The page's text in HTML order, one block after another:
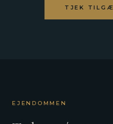
TJEK
EJENDOMMEN